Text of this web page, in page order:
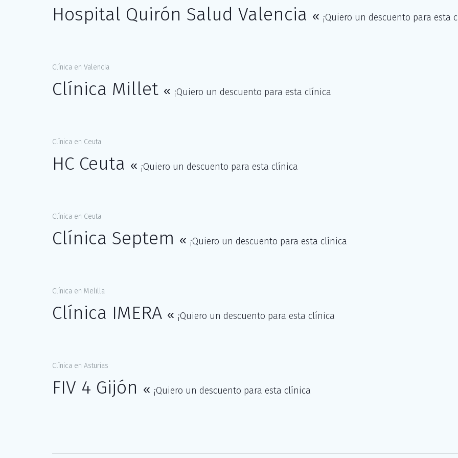
Hospital Quirón Salud Valencia « ¡Quiero un descuento para esta
Clínica en Valencia
Clínica Millet « ¡Quiero un descuento para esta clínica
Clínica en Ceuta
HC Ceuta « ¡Quiero un descuento para esta clínica
Clínica en Ceuta
Clínica Septem « ¡Quiero un descuento para esta clínica
Clínica en Melilla
Clínica IMERA « ¡Quiero un descuento para esta clínica
Clínica en Asturias
FIV 4 Gijón « ¡Quiero un descuento para esta clínica